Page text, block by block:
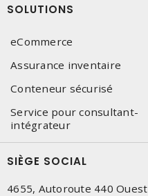
SOLUTIONS
eCommerce
Assurance inventaire
Conteneur sécurisé
Service pour consultant-
intégrateur
SIÈGE SOCIAL
4655, Autoroute 440 Ouest